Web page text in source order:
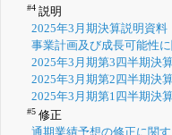
#4説明
2025年3月期決算説明資料
事業計画及び成長可能性
2025年3月期第3四半期決
2025年3月期第2四半期決
2025年3月期第1四半期決
#5修正